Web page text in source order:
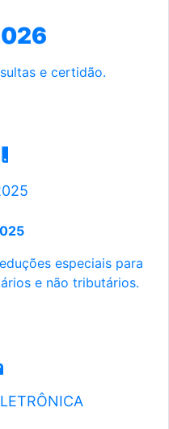
e certidão.
especiais para
e não tributários.